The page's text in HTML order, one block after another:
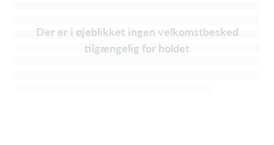
Der er i øjeblikket ingen velkomstbesked
tilgængelig for holdet